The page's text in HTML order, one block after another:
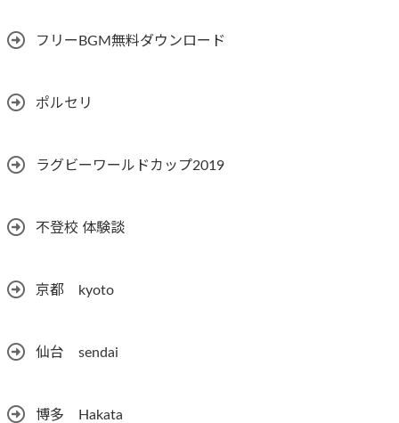
フリーBGM無料ダウンロード
ポルセリ
ラグビーワールドカップ2019
不登校 体験談
京都 kyoto
仙台 sendai
博多 Hakata